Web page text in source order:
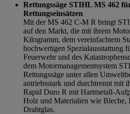
Rettungssäge STIHL MS 462
Rettungseinsätzen
Mit der MS 462 C-M R bringt
auf den Markt, die mit ihrem
Kilogramm, dem vereinfachtem
hochwertigen Spezialausstattung
Feuerwehr und des
dem Motormanagementsystem
Rettungssäge unter allen
antriebsstark und durchtrennt mit
Rapid Duro R mit Hartmetall-
Holz und Materialien wie Bleche,
Drahtglas.